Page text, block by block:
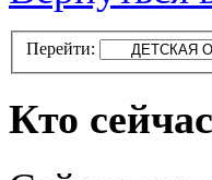
Перейти:
Кто